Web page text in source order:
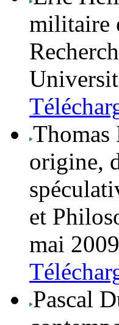
militaire
Thomas
origine,
et
mai
Pascal